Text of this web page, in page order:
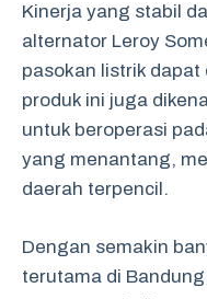
Kinerja yang stabil
alternator Leroy
pasokan listrik dapat
produk ini juga
untuk beroperasi
yang menantang,
daerah terpencil.
Dengan semakin
terutama di